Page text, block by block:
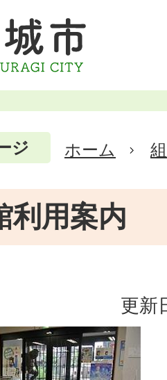
ジ ホーム
利用案内
更新